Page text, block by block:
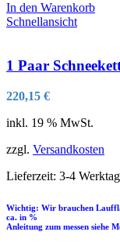
In den Warenkorb
Schnellansicht
1 Paar
220,15 €
inkl. 19 % MwSt.
zzgl. Versandkosten
Lieferzeit: 3-4
Wichtig: Wir brauchen
ca. in %
Anleitung zum messen siehe